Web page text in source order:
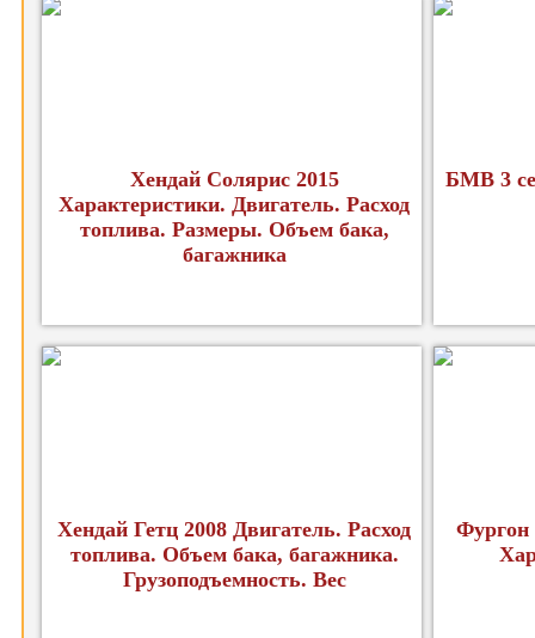
Хендай Солярис 2015
Характеристики. Двигатель. Расход
топлива. Размеры. Объем бака,
багажника
БМВ 3
Хендай Гетц 2008 Двигатель. Расход
топлива. Объем бака, багажника.
Грузоподъемность. Вес
Фургон